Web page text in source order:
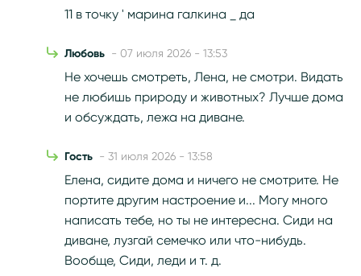
11 в точку ' марина галкина _ да
Любовь - 07 июля 2026 - 13:53
Не хочешь смотреть, Лена, не смотри. Видать
не любишь природу и животных? Лучше дома
и обсуждать, лежа на диване.
Гость - 31 июля 2026 - 13:58
Елена, сидите дома и ничего не смотрите. Не
портите другим настроение и... Могу много
написать тебе, но ты не интересна. Сиди на
диване, лузгай семечко или что-нибудь.
Вообще, Сиди, леди и т. д.